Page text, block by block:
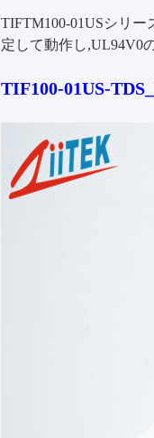
TIFTM100-01USシリ
定して動作し,UL94V0
TIF100-01US-